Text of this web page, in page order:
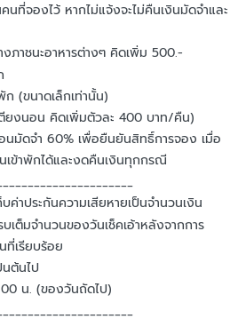
นที่จองไว้ หากไม่แจ้งจะไม่คืนเงินมัดจำและ
ภาชนะอาหารต่างๆ คิดเพิ่ม 500.-
(ขนาดเล็กเท่านั้น)
ยงนอน คิดเพิ่มตัวละ 400 บาท/คืน)
นมัดจำ 60% เพื่อยืนยันสิทธิ์การจอง เมื่อ
เข้าพักได้และงดคืนเงินทุกกรณี
บค่าประกันความเสียหายเป็นจำนวนเงิน
เต็มจำนวนของวันเช็คเอ้าหลังจากการ
ที่เรียบร้อย
นต้นไป
น. (ของวันถัดไป)